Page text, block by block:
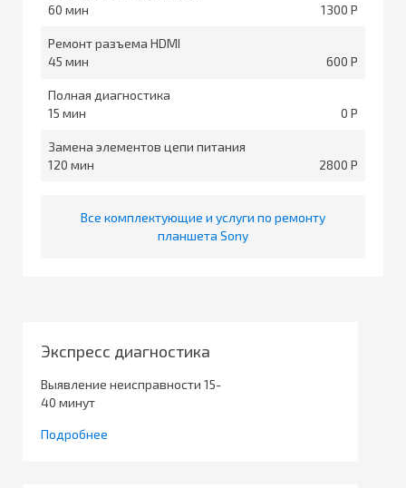
60
1300
Ремонт разъема HDMI
45
600
Полная диагностика
15
0
Замена элементов цепи питания
120
2800
Все комплектующие и услуги по ремонту
планшета Sony
Экспресс диагностика
Выявление неисправности 15-
40 минут
Подробнее